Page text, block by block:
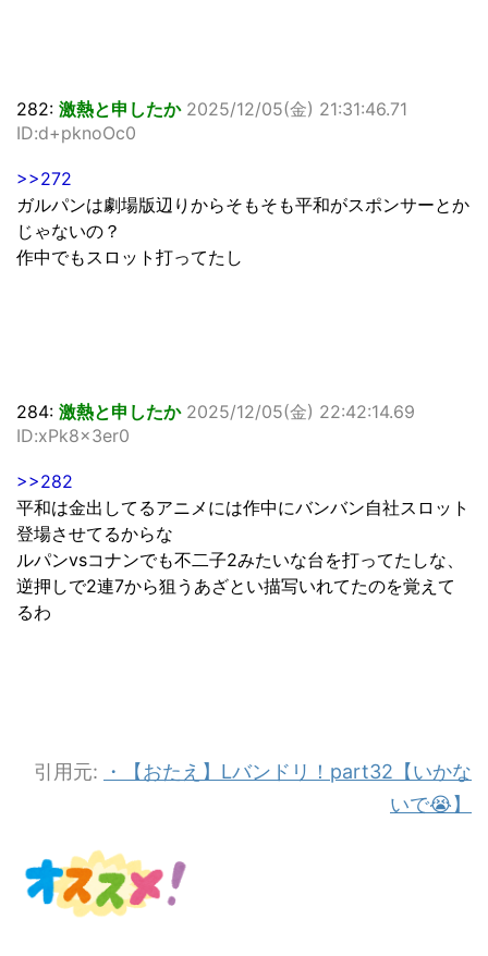
282: 激熱と申したか 2025/12/05(金) 21:31:46.71
ID:d+pknoOc0
>>272
ガルパンは劇場版辺りからそもそも平和がスポンサーとか
じゃないの？
作中でもスロット打ってたし
284: 激熱と申したか 2025/12/05(金) 22:42:14.69
ID:xPk8x3er0
>>282
平和は金出してるアニメには作中にバンバン自社スロット
登場させてるからな
ルパンvsコナンでも不二子2みたいな台を打ってたしな、
逆押しで2連7から狙うあざとい描写いれてたのを覚えて
るわ
引用元:
・【おたえ】Lバンドリ！part32【いかな
いで😭】